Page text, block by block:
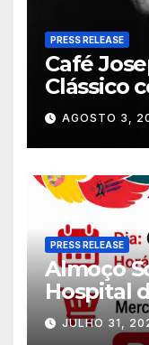
PRESS RELEASE
Café
Clássico
Varani
AGOSTO 3,
PRESS RELEASE
Almoço
Hospital
Jorge é
América
JULHO 31,